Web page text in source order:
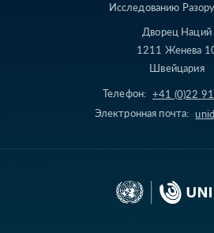
Исследованию
Дворец Наций
1211 Женева
Швейцария
Телефон: +41 (0)22
Электронная почта: